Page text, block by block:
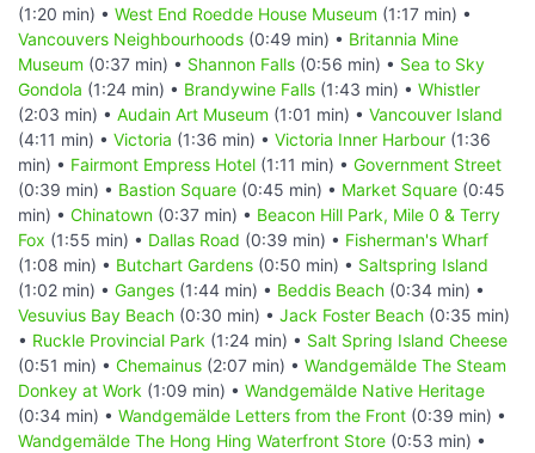
(1:20 min) • West End Roedde House Museum (1:17 min) •
Vancouvers Neighbourhoods (0:49 min) • Britannia Mine
Museum (0:37 min) • Shannon Falls (0:56 min) • Sea to Sky
Gondola (1:24 min) • Brandywine Falls (1:43 min) • Whistler
(2:03 min) • Audain Art Museum (1:01 min) • Vancouver Island
(4:11 min) • Victoria (1:36 min) • Victoria Inner Harbour (1:36
min) • Fairmont Empress Hotel (1:11 min) • Government Street
(0:39 min) • Bastion Square (0:45 min) • Market Square (0:45
min) • Chinatown (0:37 min) • Beacon Hill Park, Mile 0 & Terry
Fox (1:55 min) • Dallas Road (0:39 min) • Fisherman's Wharf
(1:08 min) • Butchart Gardens (0:50 min) • Saltspring Island
(1:02 min) • Ganges (1:44 min) • Beddis Beach (0:34 min) •
Vesuvius Bay Beach (0:30 min) • Jack Foster Beach (0:35 min)
• Ruckle Provincial Park (1:24 min) • Salt Spring Island Cheese
(0:51 min) • Chemainus (2:07 min) • Wandgemälde The Steam
Donkey at Work (1:09 min) • Wandgemälde Native Heritage
(0:34 min) • Wandgemälde Letters from the Front (0:39 min) •
Wandgemälde The Hong Hing Waterfront Store (0:53 min) •